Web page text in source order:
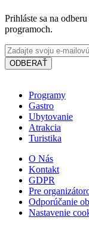
New York Coffee &
Dunajská Streda
Cukráreň a kaviareň
Prihláste sa na
programoch.
ODBERAŤ
Programy
Gastro
Ubytovanie
Atrakcia
Turistika
O Nás
Kontakt
GDPR
Pre
Odporúčanie
Nastavenie